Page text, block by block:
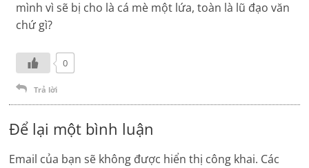
mình vì sẽ bị cho là cá mè một lứa, toàn là lũ đạo văn
chứ gì?
0
Trả lời
Để lại một bình luận
Email của bạn sẽ không được hiển thị công khai. Các